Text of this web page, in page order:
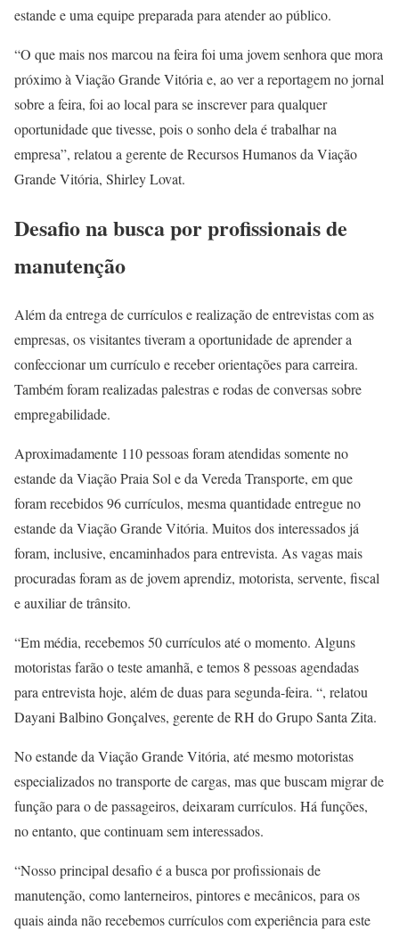
estande e uma equipe preparada para atender ao público.
“O que mais nos marcou na feira foi uma jovem senhora que mora
próximo à Viação Grande Vitória e, ao ver a reportagem no jornal
sobre a feira, foi ao local para se inscrever para qualquer
oportunidade que tivesse, pois o sonho dela é trabalhar na
empresa”, relatou a gerente de Recursos Humanos da Viação
Grande Vitória, Shirley Lovat.
Desafio na busca por profissionais de
manutenção
Além da entrega de currículos e realização de entrevistas com as
empresas, os visitantes tiveram a oportunidade de aprender a
confeccionar um currículo e receber orientações para carreira.
Também foram realizadas palestras e rodas de conversas sobre
empregabilidade.
Aproximadamente 110 pessoas foram atendidas somente no
estande da Viação Praia Sol e da Vereda Transporte, em que
foram recebidos 96 currículos, mesma quantidade entregue no
estande da Viação Grande Vitória. Muitos dos interessados já
foram, inclusive, encaminhados para entrevista. As vagas mais
procuradas foram as de jovem aprendiz, motorista, servente, fiscal
e auxiliar de trânsito.
“Em média, recebemos 50 currículos até o momento. Alguns
motoristas farão o teste amanhã, e temos 8 pessoas agendadas
para entrevista hoje, além de duas para segunda-feira. “, relatou
Dayani Balbino Gonçalves, gerente de RH do Grupo Santa Zita.
No estande da Viação Grande Vitória, até mesmo motoristas
especializados no transporte de cargas, mas que buscam migrar de
função para o de passageiros, deixaram currículos. Há funções,
no entanto, que continuam sem interessados.
“Nosso principal desafio é a busca por profissionais de
manutenção, como lanterneiros, pintores e mecânicos, para os
quais ainda não recebemos currículos com experiência para este